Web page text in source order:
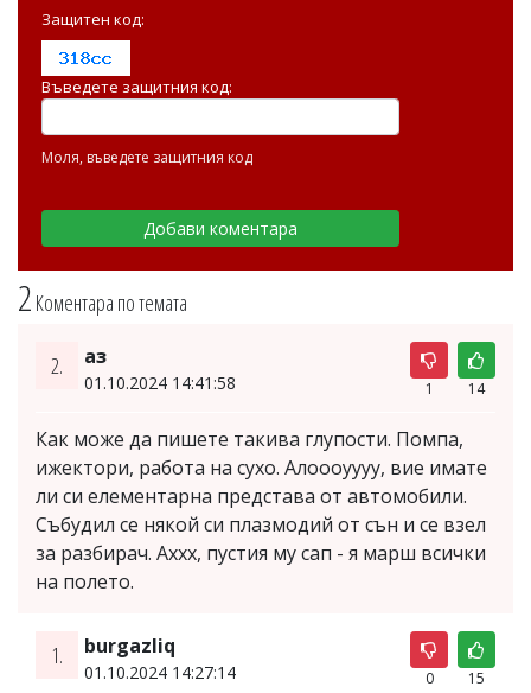
2 Коментара по темата
2. аз
01.10.2024 14:41:58 1 14
Как може да пишете такива глупости. Помпа,
ижектори, работа на сухо. Алоооуууу, вие имате
ли си елементарна представа от автомобили.
Събудил се някой си плазмодий от сън и се взел
за разбирач. Аххх, пустия му сап - я марш всички
на полето.
1. burgazliq
01.10.2024 14:27:14 0 15
Защитен код:
Въведете защитния код:
Моля, въведете защитния код